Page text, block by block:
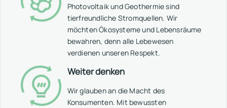
Photovoltaik und Geothermie sind
tierfreundliche Stromquellen. Wir
möchten Ökosysteme und Lebensräume
bewahren, denn alle Lebewesen
verdienen unseren Respekt.
Weiter denken
Wir glauben an die Macht des
Konsumenten. Mit bewussten